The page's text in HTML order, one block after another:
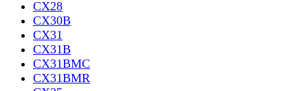
CX28
CX30B
CX31
CX31B
CX31BMC
CX31BMR